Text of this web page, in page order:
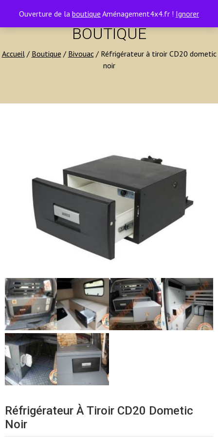
Ouverture de la boutique Aménagement4x4.fr ! Ignorer
BOUTIQUE
Accueil/ Boutique / Bivouac/ Réfrigérateur à tiroir CD20 dometic
noir
Réfrigérateur À Tiroir CD20 Dometic
Noir